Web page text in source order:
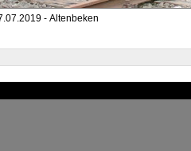
- Altenbeken